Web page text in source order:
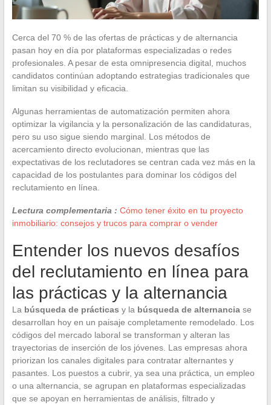
Cerca del 70 % de las ofertas de prácticas y de alternancia
pasan hoy en día por plataformas especializadas o redes
profesionales. A pesar de esta omnipresencia digital, muchos
candidatos continúan adoptando estrategias tradicionales que
limitan su visibilidad y eficacia.
Algunas herramientas de automatización permiten ahora
optimizar la vigilancia y la personalización de las candidaturas,
pero su uso sigue siendo marginal. Los métodos de
acercamiento directo evolucionan, mientras que las
expectativas de los reclutadores se centran cada vez más en la
capacidad de los postulantes para dominar los códigos del
reclutamiento en línea.
Lectura complementaria : Cómo tener éxito en tu proyecto
inmobiliario: consejos y trucos para comprar o vender
Entender los nuevos desafíos
del reclutamiento en línea para
las prácticas y la alternancia
La búsqueda de prácticas y la búsqueda de alternanciase
desarrollan hoy en un paisaje completamente remodelado. Los
códigos del mercado laboral se transforman y alteran las
trayectorias de inserción de los jóvenes. Las empresas ahora
priorizan los canales digitales para contratar alternantes y
pasantes. Los puestos a cubrir, ya sea una práctica, un empleo
o una alternancia, se agrupan en plataformas especializadas
que se apoyan en herramientas de análisis, filtrado y